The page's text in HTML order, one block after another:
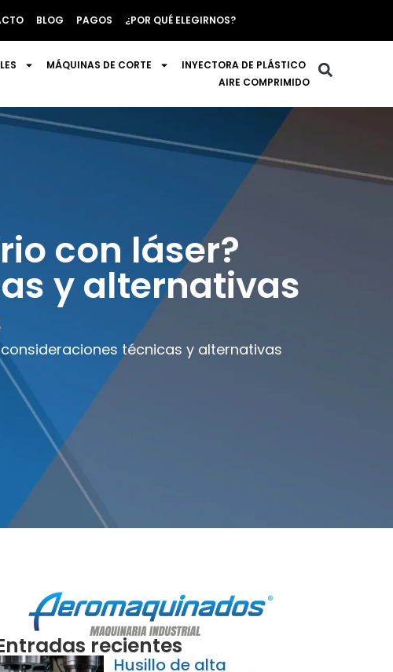
BLOG PAGOS ¿POR QUÉ ELEGIRNOS?
MÁQUINAS DE CORTE
INYECTORA DE PLÁSTICO
AIRE COMPRIMIDO
con láser?
y alternativas
técnicas y alternativas
recientes
Husillo de alta